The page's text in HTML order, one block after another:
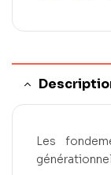
Les